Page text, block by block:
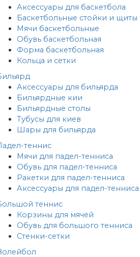
Аксессуары для баскетбола
Баскетбольные стойки и щиты
Мячи баскетбольные
Обувь баскетбольная
Форма баскетбольная
Кольца и сетки
Аксессуары для бильярда
Бильярдные кии
Бильярдные столы
Тубусы для киев
Шары для бильярда
теннис
Мячи для падел-тенниса
Обувь для падел-тенниса
Ракетки для падел-тенниса
Аксессуары для падел-тенниса
теннис
Корзины для мячей
Обувь для большого тенниса
Стенки-сетки